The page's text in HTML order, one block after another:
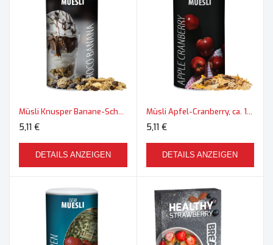
Müsli Knusper Banane-Schoko, ca. 170g, Pappdose Medium
5,11 €
DETAILS ANZEIGEN
Müsli Apfel-Cranberry, ca. 160g, Pappdose Medium
5,11 €
DETAILS ANZEIGEN